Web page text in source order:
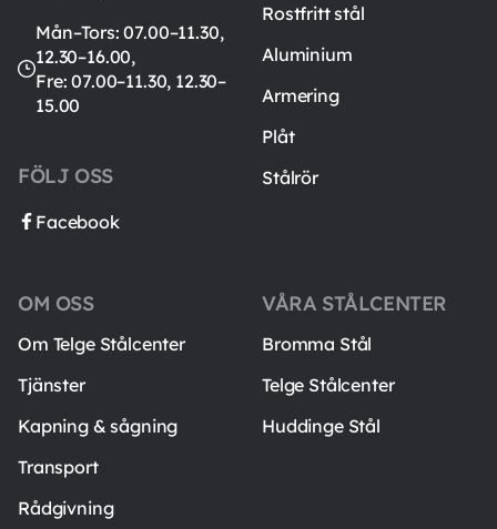
Mån–Tors: 07.00–11.30,
12.30–16.00,
Fre: 07.00–11.30, 12.30–
15.00
FÖLJ OSS
Facebook
Rostfritt stål
Aluminium
Armering
Plåt
Stålrör
VÅRA STÅLCENTER
Bromma Stål
Telge Stålcenter
Huddinge Stål
OM OSS
Om Telge Stålcenter
Tjänster
Kapning & sågning
Transport
Rådgivning